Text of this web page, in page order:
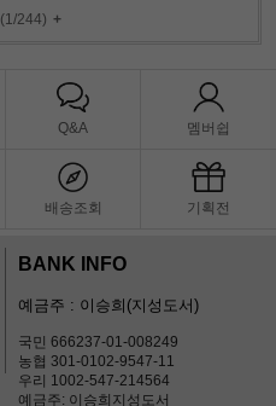
(1/244) +
Q&A 멤버쉽
배송조회 기획전
BANK INFO
예금주 : 이승희(지성도서)
국민 666237-01-008249
농협 301-0102-9547-11
우리 1002-547-214564
예금주: 이승희지성도서